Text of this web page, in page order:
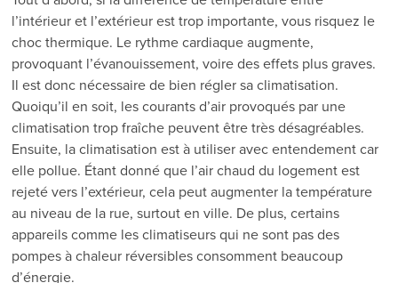
l’intérieur et l’extérieur est trop importante, vous risquez le
choc thermique. Le rythme cardiaque augmente,
provoquant l’évanouissement, voire des effets plus graves.
Il est donc nécessaire de bien régler sa climatisation.
Quoiqu’il en soit, les courants d’air provoqués par une
climatisation trop fraîche peuvent être très désagréables.
Ensuite, la climatisation est à utiliser avec entendement car
elle pollue. Étant donné que l’air chaud du logement est
rejeté vers l’extérieur, cela peut augmenter la température
au niveau de la rue, surtout en ville. De plus, certains
appareils comme les climatiseurs qui ne sont pas des
pompes à chaleur réversibles consomment beaucoup
d’énergie.